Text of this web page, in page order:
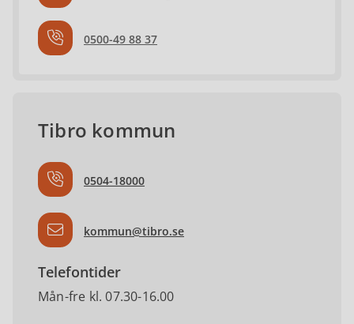
0500-49 88 37
Tibro kommun
0504-18000
kommun@tibro.se
Telefontider
Mån-fre kl. 07.30-16.00